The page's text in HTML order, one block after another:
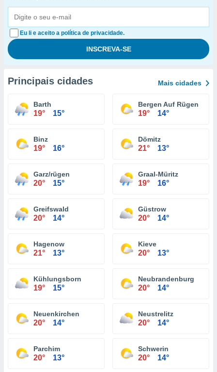
Eu li e aceito a política de privacidade.
Principais cidades Mais cidades
Barth
19° 15°
Bergen Auf Rügen
19° 14°
Binz
19° 16°
Dömitz
21° 13°
Garz/rügen
20° 15°
Graal-Müritz
19° 16°
Greifswald
20° 14°
Güstrow
20° 14°
Hagenow
21° 13°
Kieve
20° 13°
Kühlungsborn
19° 15°
Neubrandenburg
20° 14°
Neuenkirchen
20° 14°
Neustrelitz
20° 14°
Parchim
20° 13°
Schwerin
20° 14°